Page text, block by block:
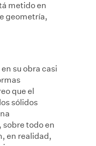
metido en
geometría,
su obra casi
que el
sólidos
sobre todo en
en realidad,